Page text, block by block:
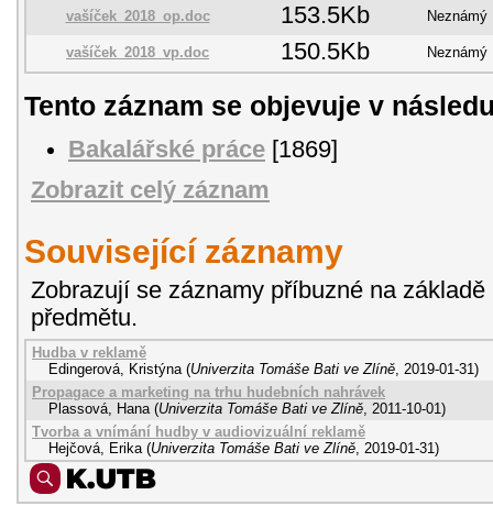
vašíček_2018_op.doc 153.5Kb Neznámý
vašíček_2018_vp.doc 150.5Kb Neznámý
Tento záznam se objevuje v
Bakalářské práce [1869]
Zobrazit celý záznam
Související záznamy
Zobrazují se záznamy příbuzné na základě
předmětu.
Hudba v reklamě
Edingerová, Kristýna (Univerzita Tomáše Bati ve Zlíně, 2019-01-31)
Propagace a marketing na trhu hudebních nahrávek
Plassová, Hana (Univerzita Tomáše Bati ve Zlíně, 2011-10-01)
Tvorba a vnímání hudby v audiovizuální reklamě
Hejčová, Erika (Univerzita Tomáše Bati ve Zlíně, 2019-01-31)